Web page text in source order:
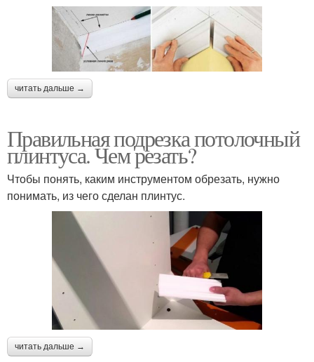
читать дальше →
Правильная подрезка потолочный
плинтуса. Чем резать?
Чтобы понять, каким инструментом обрезать, нужно
понимать, из чего сделан плинтус.
читать дальше →